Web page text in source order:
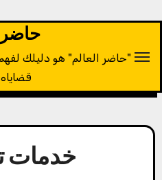
حاضر
"حاضر العالم" هو دليلك
خدمات